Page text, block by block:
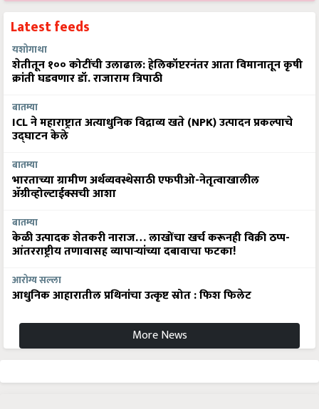
Latest feeds
यशोगाथा
शेतीतून १०० कोटींची उलाढाल: हेलिकॉप्टरनंतर आता विमानातून कृषी
क्रांती घडवणार डॉ. राजाराम त्रिपाठी
बातम्या
ICL ने महाराष्ट्रात अत्याधुनिक विद्राव्य खते (NPK) उत्पादन प्रकल्पाचे
उद्घाटन केले
बातम्या
भारताच्या ग्रामीण अर्थव्यवस्थेसाठी एफपीओ-नेतृत्वाखालील
अ‍ॅग्रीव्होल्टाईक्सची आशा
बातम्या
केळी उत्पादक शेतकरी नाराज… लाखोंचा खर्च करूनही विक्री ठप्प-
आंतरराष्ट्रीय तणावासह व्यापाऱ्यांच्या दबावाचा फटका!
आरोग्य सल्ला
आधुनिक आहारातील प्रथिनांचा उत्कृष्ट स्रोत : फिश फिलेट
More News